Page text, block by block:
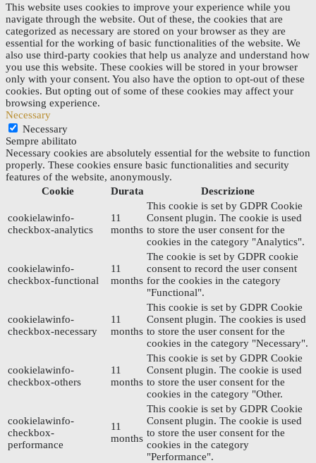
This website uses cookies to improve your experience while you
navigate through the website. Out of these, the cookies that are
categorized as necessary are stored on your browser as they are
essential for the working of basic functionalities of the website. We
also use third-party cookies that help us analyze and understand how
you use this website. These cookies will be stored in your browser
only with your consent. You also have the option to opt-out of these
cookies. But opting out of some of these cookies may affect your
browsing experience.
Necessary
Necessary
Sempre abilitato
Necessary cookies are absolutely essential for the website to function
properly. These cookies ensure basic functionalities and security
features of the website, anonymously.
Cookie
Durata Descrizione
cookielawinfo-
checkbox-analytics
11
months
This cookie is set by GDPR Cookie
Consent plugin. The cookie is used
to store the user consent for the
cookies in the category "Analytics".
cookielawinfo-
checkbox-functional
11
months
The cookie is set by GDPR cookie
consent to record the user consent
for the cookies in the category
"Functional".
cookielawinfo-
checkbox-necessary
11
months
This cookie is set by GDPR Cookie
Consent plugin. The cookies is used
to store the user consent for the
cookies in the category "Necessary".
cookielawinfo-
checkbox-others
11
months
This cookie is set by GDPR Cookie
Consent plugin. The cookie is used
to store the user consent for the
cookies in the category "Other.
cookielawinfo-
checkbox-
performance
11
months
This cookie is set by GDPR Cookie
Consent plugin. The cookie is used
to store the user consent for the
cookies in the category
"Performance".